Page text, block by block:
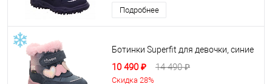
Подробнее
Ботинки Superfit для девочки, синие
10 490 ₽ 14 490 ₽
Скидка 28%